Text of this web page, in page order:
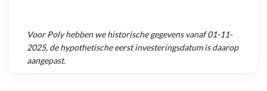
VoorPolyhebben we historische gegevens vanaf01-11-
2025, de hypothetische eerst investeringsdatum is daarop
aangepast.